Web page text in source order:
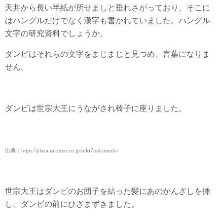
天井から長い半紙が所せましと垂れさがっており、そこに
はハングルだけでなく漢字も書かれていました。ハングル
文字の研究資料でしょうか。
ダンビはそれらの文字をまじまじと見つめ、言葉になりま
せん。
ダンビは世宗大王にうながされ椅子に座りました。
出典：https://plaza.rakuten.co.jp/tuki7nukinindo/
世宗大王はダンビのお団子を結った髪にあのかんざしを挿
し、ダンビの前にひざまずきました。